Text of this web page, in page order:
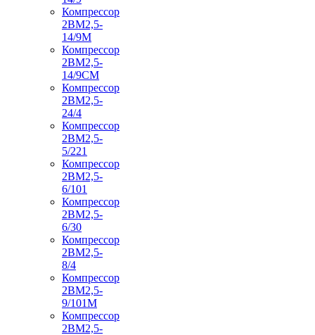
Компрессор
2ВМ2,5-
14/9М
Компрессор
2ВМ2,5-
14/9СМ
Компрессор
2ВМ2,5-
24/4
Компрессор
2ВМ2,5-
5/221
Компрессор
2ВМ2,5-
6/101
Компрессор
2ВМ2,5-
6/30
Компрессор
2ВМ2,5-
8/4
Компрессор
2ВМ2,5-
9/101М
Компрессор
2ВМ2,5-